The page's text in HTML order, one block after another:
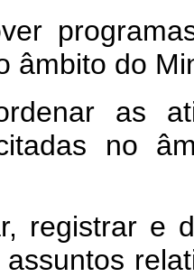
programas
âmbito do
as
no
e